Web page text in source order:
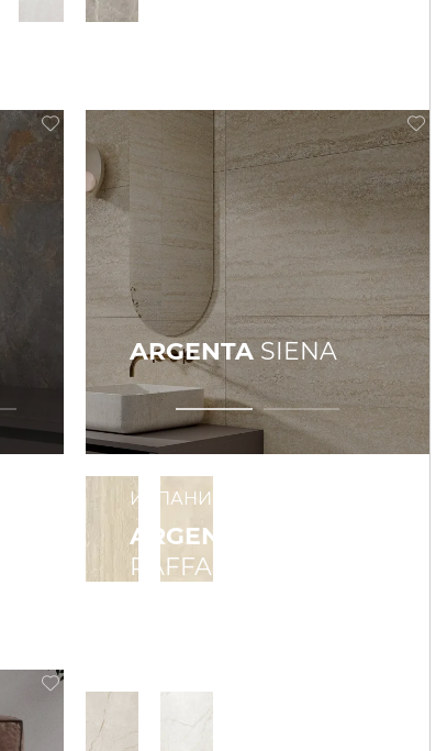
ARGENTASIENA
ИСПАНИЯ
ARGENTA
RAFFAELLO